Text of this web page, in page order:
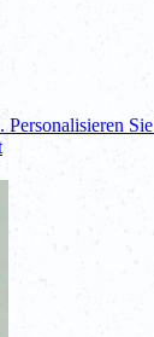
Personalisieren